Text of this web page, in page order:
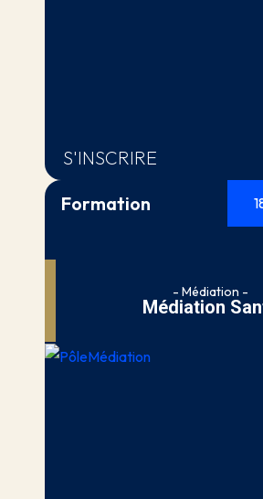
S'INSCRIRE
Formation
- Médiation -
Médiation